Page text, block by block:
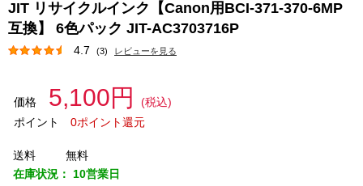
JIT リサイクルインク【Canon用BCI-371-370-6MP
互換】 6色パック JIT-AC3703716P
4.7 (3) レビューを見る
価格 5,100円
(税込)
ポイント
0ポイント還元
送料
無料
在庫状況： 10営業日